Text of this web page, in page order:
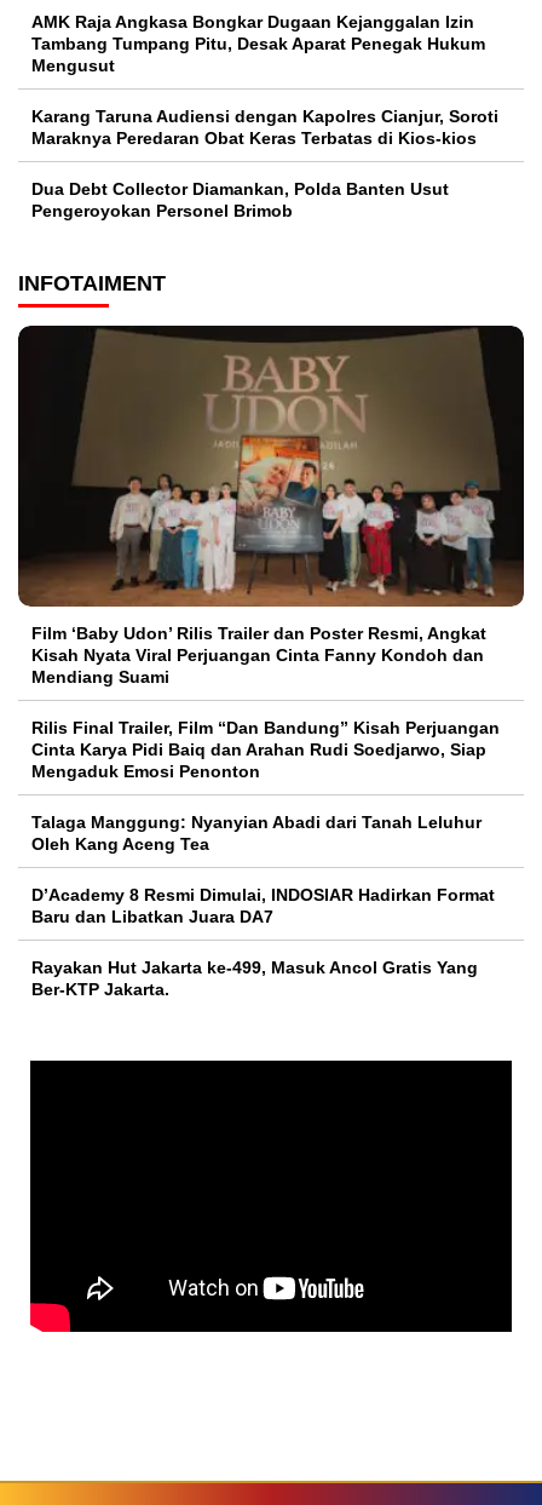
AMK Raja Angkasa Bongkar Dugaan Kejanggalan Izin
Tambang Tumpang Pitu, Desak Aparat Penegak Hukum
Mengusut
Karang Taruna Audiensi dengan Kapolres Cianjur, Soroti
Maraknya Peredaran Obat Keras Terbatas di Kios-kios
Dua Debt Collector Diamankan, Polda Banten Usut
Pengeroyokan Personel Brimob
INFOTAIMENT
Film ‘Baby Udon’ Rilis Trailer dan Poster Resmi, Angkat
Kisah Nyata Viral Perjuangan Cinta Fanny Kondoh dan
Mendiang Suami
Rilis Final Trailer, Film “Dan Bandung” Kisah Perjuangan
Cinta Karya Pidi Baiq dan Arahan Rudi Soedjarwo, Siap
Mengaduk Emosi Penonton
Talaga Manggung: Nyanyian Abadi dari Tanah Leluhur
Oleh Kang Aceng Tea
D’Academy 8 Resmi Dimulai, INDOSIAR Hadirkan Format
Baru dan Libatkan Juara DA7
Rayakan Hut Jakarta ke-499, Masuk Ancol Gratis Yang
Ber-KTP Jakarta.